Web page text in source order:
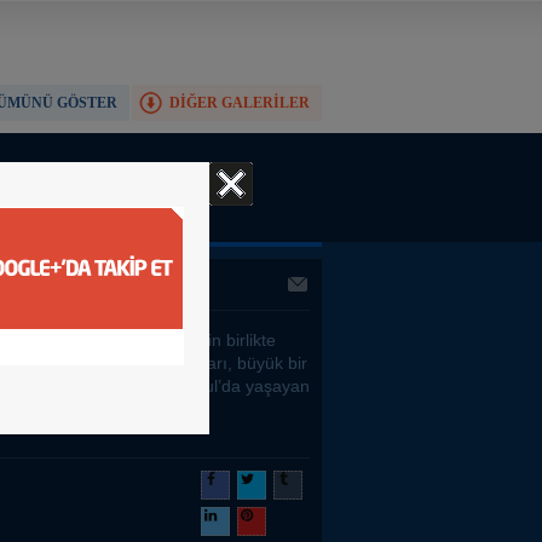
DİĞER GALERİLER
GÖSTER
ve Ümraniye Belediyesi’nin birlikte
2. İstanbul MİYSAD İftarı, büyük bir
gerçekleşti. İftara, İstanbul’da yaşayan